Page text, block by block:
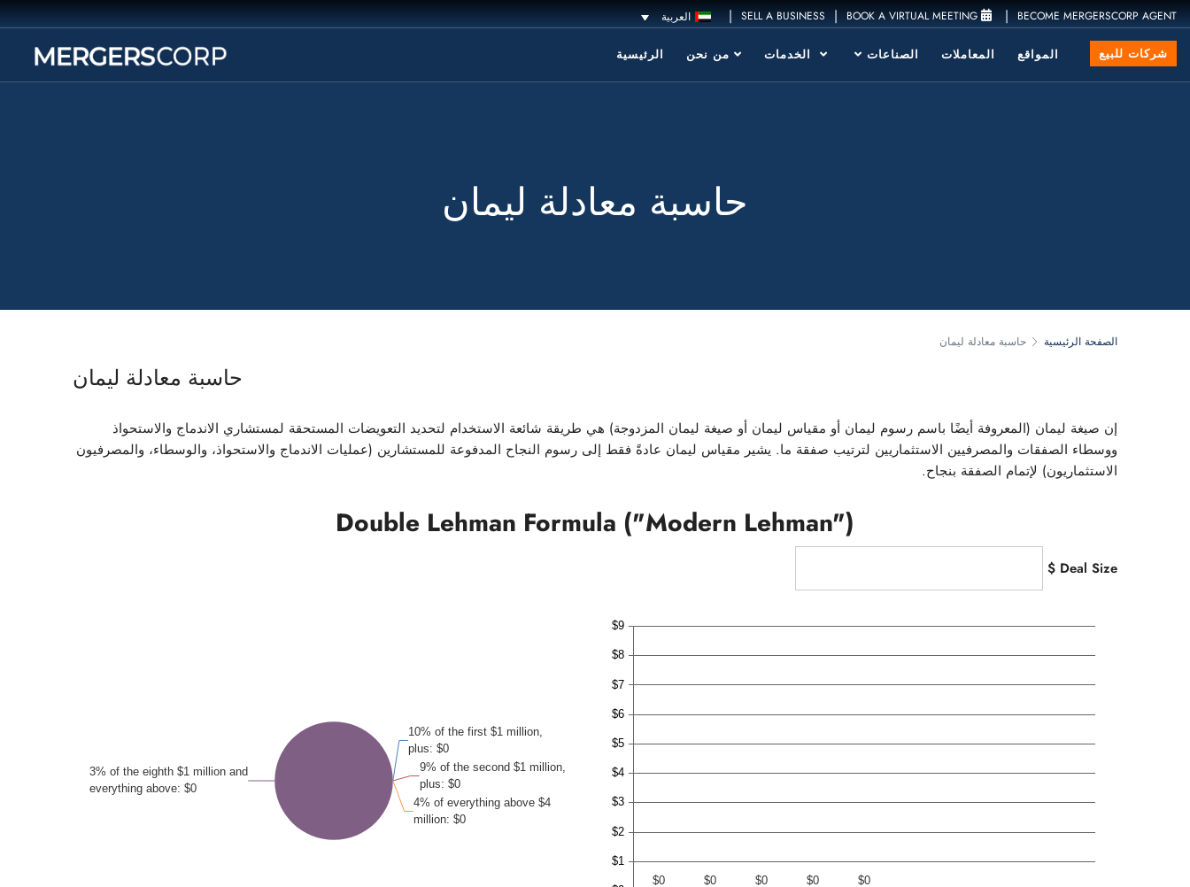
BECOME MERGERSCORP AGENT
|
BOOK A VIRTUAL MEETING
|
SELL A BUSINESS
| العربية
الرئيسية من نحن الخدمات الصناعات المعاملات المواقع شركات للبيع
حاسبة معادلة ليمان
الصفحة الرئيسية حاسبة معادلة ليمان
حاسبة معادلة ليمان
إن صيغة ليمان (المعروفة أيضًا باسم رسوم ليمان أو مقياس ليمان أو صيغة ليمان المزدوجة) هي طريقة شائعة الاستخدام لتحديد التعويضات المستحقة لمستشاري الاندماج والاستحواذ
ووسطاء الصفقات والمصرفيين الاستثماريين لترتيب صفقة ما. يشير مقياس ليمان عادةً فقط إلى رسوم النجاح المدفوعة للمستشارين (عمليات الاندماج والاستحواذ، والوسطاء، والمصرفيون
الاستثماريون) لإتمام الصفقة بنجاح.
Double Lehman Formula ("Modern Lehman")
Deal Size $